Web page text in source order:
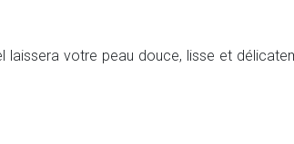
votre peau douce, lisse et